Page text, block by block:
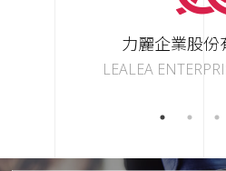
力麗企業股份
LEALEA